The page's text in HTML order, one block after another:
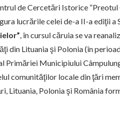
de Cercetări Istorice “Preotul
lucrările celei de-a II-a ediţii a
, în cursul căruia se va
din Lituania şi Polonia (în
Primăriei Municipiului
comunităţilor locale din ţări
Lituania, Polonia şi România